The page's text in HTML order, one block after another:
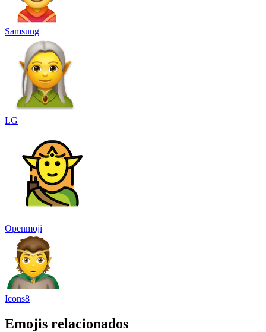
Samsung
LG
Openmoji
Icons8
Emojis relacionados